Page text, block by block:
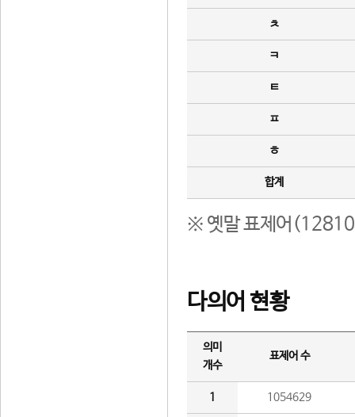
ㅊ
ㅋ
ㅌ
ㅍ
ㅎ
합계
※ 옛말 표제어(12810
다의어 현황
의미
개수
표제어 수
1 1054629